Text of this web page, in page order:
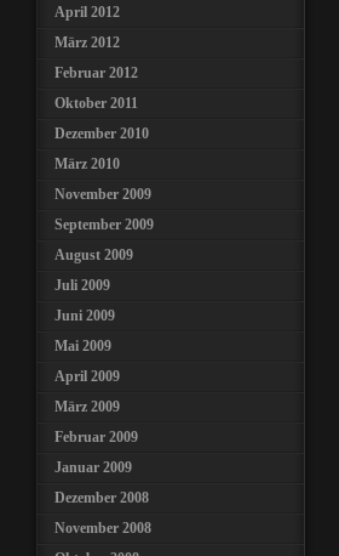
April 2012
März 2012
Februar 2012
Oktober 2011
Dezember 2010
März 2010
November 2009
September 2009
August 2009
Juli 2009
Juni 2009
Mai 2009
April 2009
März 2009
Februar 2009
Januar 2009
Dezember 2008
November 2008